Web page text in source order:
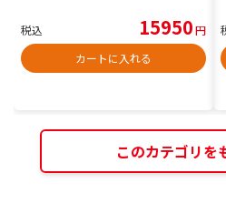
税込 15950円
カートに入れる
このカテゴリを